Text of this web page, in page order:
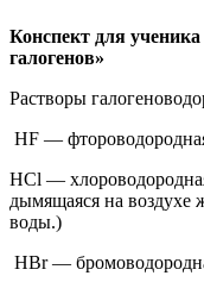
Конспект для
галогенов»
Растворы
HF —
НСl —
дымящаяся на воздухе
воды.)
НВr —